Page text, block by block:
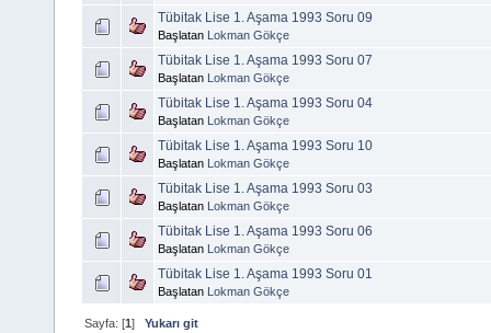
Tübitak Lise 1. Aşama 1993 Soru 09
Başlatan Lokman Gökçe
Tübitak Lise 1. Aşama 1993 Soru 07
Başlatan Lokman Gökçe
Tübitak Lise 1. Aşama 1993 Soru 04
Başlatan Lokman Gökçe
Tübitak Lise 1. Aşama 1993 Soru 10
Başlatan Lokman Gökçe
Tübitak Lise 1. Aşama 1993 Soru 03
Başlatan Lokman Gökçe
Tübitak Lise 1. Aşama 1993 Soru 06
Başlatan Lokman Gökçe
Tübitak Lise 1. Aşama 1993 Soru 01
Başlatan Lokman Gökçe
Sayfa: [1]Yukarı git